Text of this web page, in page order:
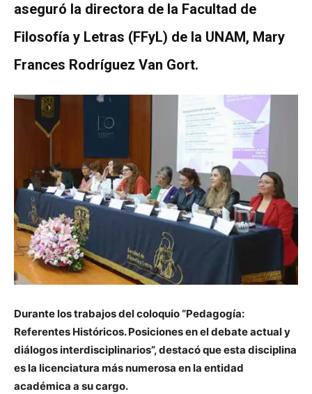
aseguró la directora de la Facultad de
Filosofía y Letras (FFyL) de la UNAM, Mary
Frances Rodríguez Van Gort.
Durante los trabajos del coloquio “Pedagogía:
Referentes Históricos. Posiciones en el debate actual y
diálogos interdisciplinarios”, destacó que esta disciplina
es la licenciatura más numerosa en la entidad
académica a su cargo.